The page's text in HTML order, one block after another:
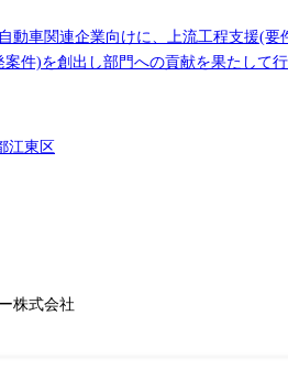
動車関連企業向けに、上流工程支援(
件)を創出し部門への貢献を果たして
係性を強化し、新規案件・新規領域の開拓を行い、業績向
献ができる。結果、単なる役務提供に
江東区
株式会社